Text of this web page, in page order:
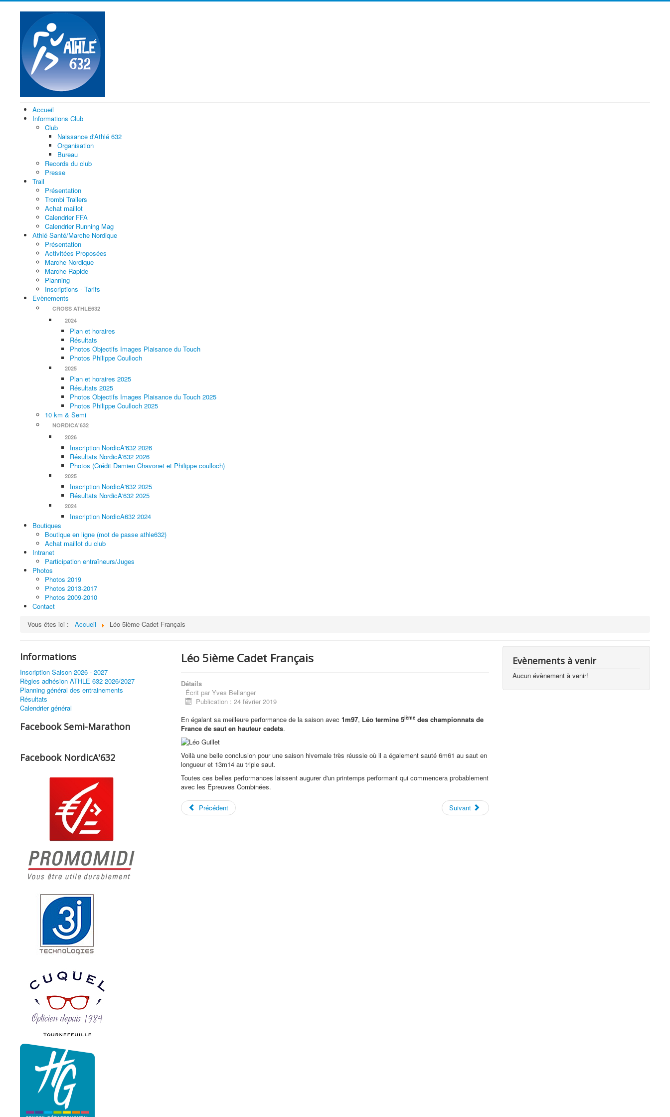
Accueil
Informations Club
Club
Naissance d'Athlé 632
Organisation
Bureau
Records du club
Presse
Trail
Présentation
Trombi Trailers
Achat maillot
Calendrier FFA
Calendrier Running Mag
Athlé Santé/Marche Nordique
Présentation
Activitées Proposées
Marche Nordique
Marche Rapide
Planning
Inscriptions - Tarifs
Evènements
CROSS ATHLE632
2024
Plan et horaires
Résultats
Photos Objectifs Images Plaisance du Touch
Photos Philippe Coulloch
2025
Plan et horaires 2025
Résultats 2025
Photos Objectifs Images Plaisance du Touch 2025
Photos Philippe Coulloch 2025
10 km & Semi
NORDICA'632
2026
Inscription NordicA'632 2026
Résultats NordicA'632 2026
Photos (Crédit Damien Chavonet et Philippe coulloch)
2025
Inscription NordicA'632 2025
Résultats NordicA'632 2025
2024
Inscription NordicA632 2024
Boutiques
Boutique en ligne (mot de passe athle632)
Achat maillot du club
Intranet
Participation entraîneurs/Juges
Photos
Photos 2019
Photos 2013-2017
Photos 2009-2010
Contact
Vous êtes ici :
Accueil Léo 5ième Cadet Français
Informations
Inscription Saison 2026 - 2027
Règles adhésion ATHLE 632 2026/2027
Planning général des entrainements
Résultats
Calendrier général
Facebook Semi-Marathon
Facebook NordicA'632
Léo 5ième Cadet Français
Détails
Écrit par Yves Bellanger
Publication : 24 février 2019
En égalant sa meilleure performance de la saison avec 1m97, Léo termine 5ièmedes championnats de
France de saut en hauteur cadets.
Voilà une belle conclusion pour une saison hivernale très réussie où il a également sauté 6m61 au saut en
longueur et 13m14 au triple saut.
Toutes ces belles performances laissent augurer d'un printemps performant qui commencera probablement
avec les Epreuves Combinées.
Précédent Suivant
Evènements à venir
Aucun évènement à venir!